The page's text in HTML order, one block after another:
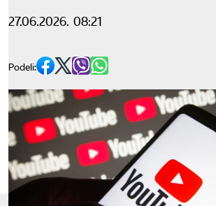
27.06.2026. 08:21
Podeli: